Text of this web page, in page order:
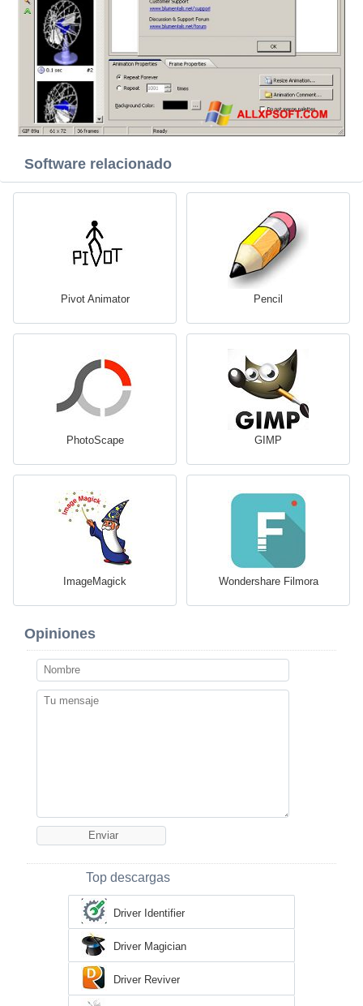
Software relacionado
Pivot Animator Pencil
PhotoScape GIMP
ImageMagick Wondershare Filmora
Opiniones
Top descargas
Driver Identifier
Driver Magician
Driver Reviver